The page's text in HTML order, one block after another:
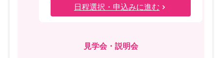
日程選択・申込みに進む
見学会・説明会